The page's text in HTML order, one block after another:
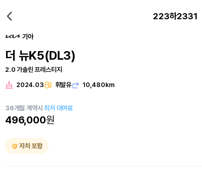
223하2331
기아
더 뉴K5(DL3)
2.0 가솔린 프레스티지
2024.03
휘발유 10,480km
36개월 계약시최저 대여료
496,000원
자차 포함